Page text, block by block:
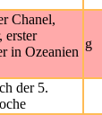
Chanel,
erster
in Ozeanien
g
der 5.